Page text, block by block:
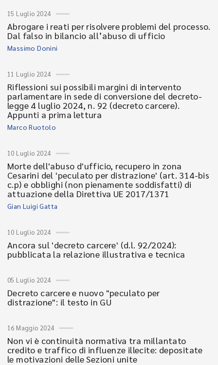
15 Luglio 2024
Abrogare i reati per risolvere problemi del processo.
Dal falso in bilancio all’abuso di ufficio
Massimo Donini
11 Luglio 2024
Riflessioni sui possibili margini di intervento
parlamentare in sede di conversione del decreto-
legge 4 luglio 2024, n. 92 (decreto carcere).
Appunti a prima lettura
Marco Ruotolo
10 Luglio 2024
Morte dell'abuso d'ufficio, recupero in zona
Cesarini del 'peculato per distrazione' (art. 314-bis
c.p) e obblighi (non pienamente soddisfatti) di
attuazione della Direttiva UE 2017/1371
Gian Luigi Gatta
10 Luglio 2024
Ancora sul 'decreto carcere' (d.l. 92/2024):
pubblicata la relazione illustrativa e tecnica
05 Luglio 2024
Decreto carcere e nuovo "peculato per
distrazione": il testo in GU
16 Maggio 2024
Non vi è continuità normativa tra millantato
credito e traffico di influenze illecite: depositate
le motivazioni delle Sezioni unite